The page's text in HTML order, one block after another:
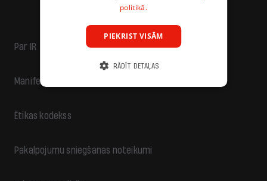
Par IR
Manifests
Ētikas kodekss
Pakalpojumu sniegšanas noteikumi
politikā.
PIEKRIST VISĀM
RĀDĪT DETAĻAS